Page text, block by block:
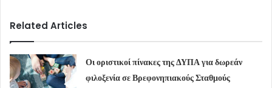
Related Articles
Οι οριστικοί πίνακες της ΔΥΠΑ για δωρεάν
φιλοξενία σε Βρεφονηπιακούς Σταθμούς